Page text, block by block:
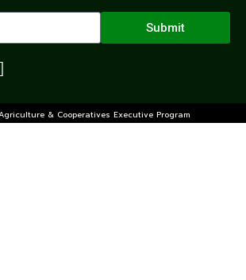
Submit
& Cooperatives Executive Program